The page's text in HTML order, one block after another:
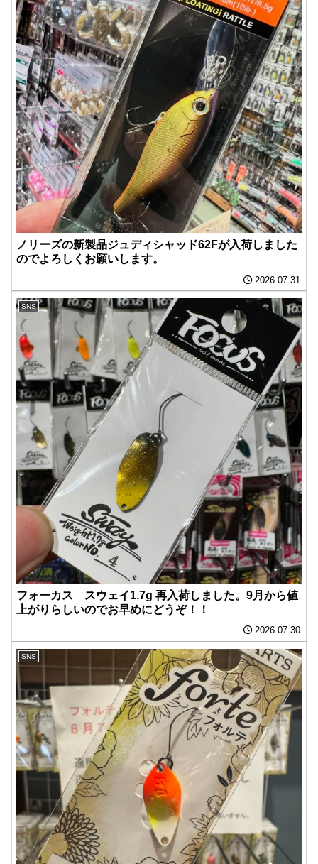
ノリーズの新製品ジュディシャッド62Fが入荷しました
のでよろしくお願いします。
2026.07.31
SNS
フォーカス スウェイ1.7g 再入荷しました。9月から値
上がりらしいのでお早めにどうぞ！！
2026.07.30
SNS